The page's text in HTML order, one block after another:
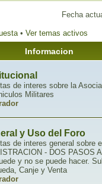
Fecha
• Ver temas activos
Informacion
de interes sobre la
Militares
y Uso del Foro
de interes general sobre
- DOS PASOS
y no se puede hacer.
Canje y Venta